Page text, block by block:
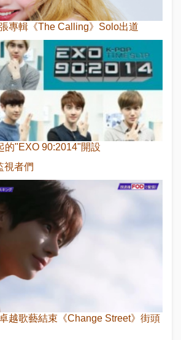
專輯《The Calling》Solo出道
的"EXO 90:2014"開設
視者們
越歌藝結束《Change Street》街頭